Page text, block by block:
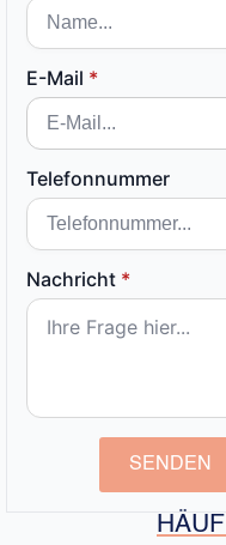
E-Mail *
Telefonnummer
Nachricht *
SENDEN